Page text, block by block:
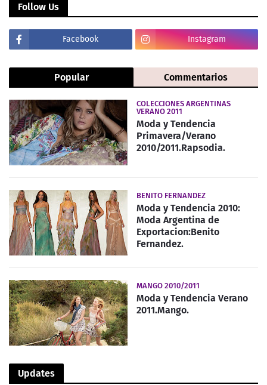
Follow Us
Facebook Instagram
Popular Commentarios
COLECCIONES ARGENTINAS
VERANO 2011
Moda y Tendencia
Primavera/Verano
2010/2011.Rapsodia.
BENITO FERNANDEZ
Moda y Tendencia 2010:
Moda Argentina de
Exportacion:Benito
Fernandez.
MANGO 2010/2011
Moda y Tendencia Verano
2011.Mango.
Updates